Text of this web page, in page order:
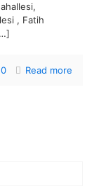
, Fatih
0 Read more